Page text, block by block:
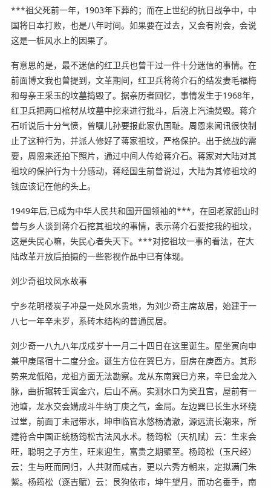
***祖父死前一年，1903年下葬的；而在上世纪的抗日战争中，中
国将日本打败，也是八年时间。如果要在过去，又会有附会，会说
这是一桩风水上的因果了。
有意思的是，最不迷信的红卫兵也曾干过一件十分迷信的事情。在
前面博文我也曾提到，文革期间，红卫兵将蒋介石的结发妻毛福梅
和母亲王采玉的坟墓捣毁了。据亲历者回忆，事情发生于1968年，
红卫兵把两口棺材从坟墓中挖来进行批斗，后浇上汽油焚毁。蒋介
石听说后十分气愤，曾嘱儿孙要报此家仇国耻。周恩来闻讯很快制
止了这种行为，并派人修好了蒋家祖坟，严格保护。出于统战的需
要，周恩来还拍下照片，通过中间人传给蒋介石。蒋家对大陆对其
祖坟的保护行为十分感动，蒋经国生前曾说过，大陆为其修祖坟的
钱应该记在他的头上。
1949年后,已成为中华人民共和国开国领袖的***，在回老家韶山时
曾与乡人谈到蒋介石挖其祖坟的事情，表示蒋介石要挖我的祖坟，
这是失民心嘛，失民心者失天下。***对挖祖坟一事的看法，在大
陆改革开放后拍摄的一些影视作品中已有体现。
刘少奇祖坟风水故事
宁乡花明楼炭子冲是一处风水贵地，为刘少奇主席故居，始建于一
八七一年辛未岁，系砖木结构的普通民居。
刘少奇一八九八年戊戍岁十一月二十四日在这里诞生。屋坐寅向申
兼甲庚尾宿十二度分金。诞生方位在巽巳方，厨房在庚酉方。其形
势来龙低陷，龙祖方面无法勘察。龙从东南巽巳方来，辛巳金龙入
脉，曲折辗转壬寅金穴，后山不高。实测水口为癸丑宫，屋前有一
池塘，龙水交会媾成斗牛纳丁庚之气，金局。左边巽巳长生水环绕
过堂，前面丁未冠带水，坤申临官水悠杨清澈，源远流长潮来，所
建符合中国正统杨筠松古法风水术。杨筠松（天机赋）云：生来会
旺，聪明之子方生，旺来迎生，富贵之期聚至。杨筠松（玉尺经）
云：生与旺而同归，人共财而咸吉，更以六秀方朝来，定拟满门朱
紫。杨筠松（逐吉赋）云：艮狗依市，坤牛望月，而功名垂手，南